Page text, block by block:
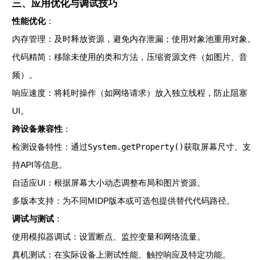
三、应用优化与调试技巧
性能优化：
内存管理：及时释放资源，避免内存泄漏；使用对象池重用对象。
代码精简：移除未使用的类和方法，压缩资源文件（如图片、音
频）。
响应速度：将耗时操作（如网络请求）放入独立线程，防止阻塞
UI。
跨设备兼容性 ：
检测设备特性：通过System.getProperty()获取屏幕尺寸、支
持API等信息。
自适应UI：根据屏幕大小动态调整布局和图片资源。
多版本支持：为不同MIDP版本或可选包提供替代代码路径。
调试与测试 ：
使用模拟器调试：设置断点、监控变量和网络流量。
真机测试：在实际设备上测试性能、触控响应及特定功能。